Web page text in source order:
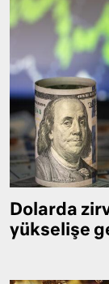
Dolarda
yükselişe